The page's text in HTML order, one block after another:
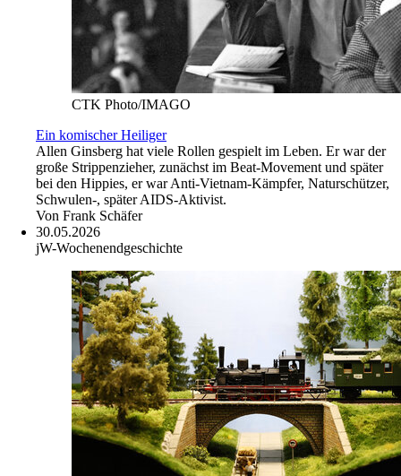
CTK Photo/IMAGO
Ein komischer Heiliger
Allen Ginsberg hat viele Rollen gespielt im Leben. Er war der
große Strippenzieher, zunächst im Beat-Movement und später
bei den Hippies, er war Anti-Vietnam-Kämpfer, Naturschützer,
Schwulen-, später AIDS-Aktivist.
Von Frank Schäfer
30.05.2026
jW-Wochenendgeschichte